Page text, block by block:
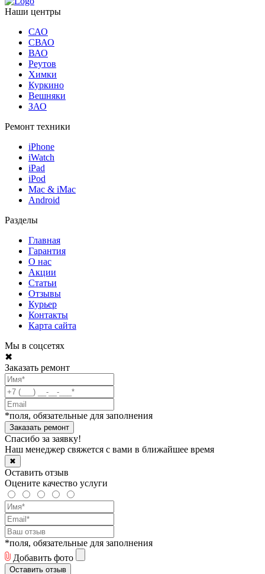
Наши центры
САО
СВАО
ВАО
Реутов
Химки
Куркино
Вешняки
ЗАО
Ремонт техники
iPhone
iWatch
iPad
iPod
Mac & iMac
Android
Разделы
Главная
Гарантия
О нас
Акции
Статьи
Отзывы
Курьер
Контакты
Карта сайта
Мы в соцсетях
✖
Заказать ремонт
*поля, обязательные для заполнения
Спасибо за заявку!
Наш менеджер свяжется с вами в ближайшее время
✖
Оставить отзыв
Оцените качество услуги
*поля, обязательные для заполнения
Добавить фото